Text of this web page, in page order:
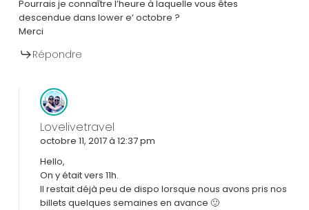
Pourrais je connaître l’heure à laquelle vous êtes
descendue dans lower e’ octobre ?
Merci
Répondre
Lovelivetravel
octobre 11, 2017 à 12:37 pm
Hello,
On y était vers 11h.
Il restait déjà peu de dispo lorsque nous avons pris nos
billets quelques semaines en avance 🙂